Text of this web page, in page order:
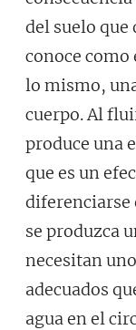
del suelo que
conoce como
lo mismo,
cuerpo. Al
produce una
que es un
diferenciarse
se produzca
necesitan
adecuados
agua en el